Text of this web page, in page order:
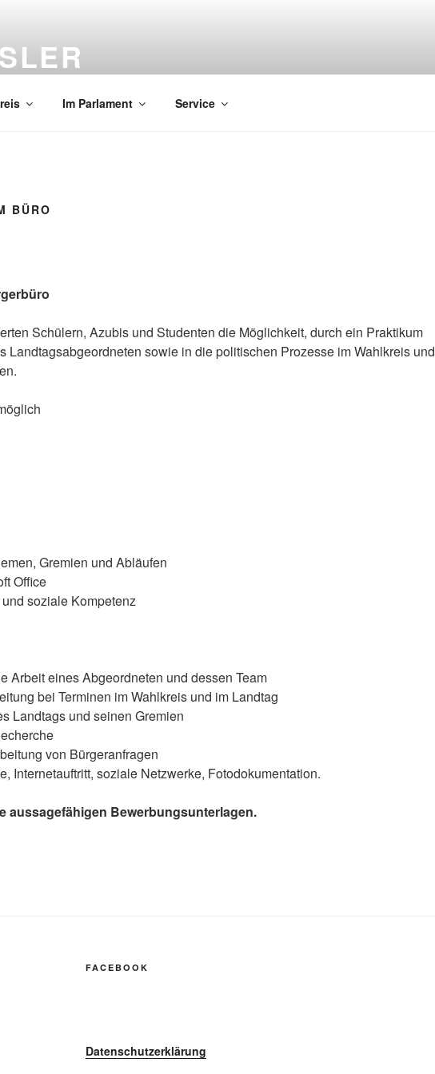
Im Parlament Service
BÜRO
Schülern, Azubis und Studenten die Möglichkeit, durch ein Praktikum
Landtagsabgeordneten sowie in die politischen Prozesse im Wahlkreis und
Gremien und Abläufen
Office
soziale Kompetenz
Arbeit eines Abgeordneten und dessen Team
bei Terminen im Wahlkreis und im Landtag
Landtags und seinen Gremien
von Bürgeranfragen
Internetauftritt, soziale Netzwerke, Fotodokumentation.
aussagefähigen Bewerbungsunterlagen.
FACEBOOK
Datenschutzerklärung